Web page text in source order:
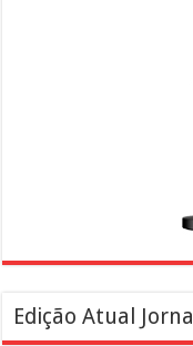
Edição Atual Jornal